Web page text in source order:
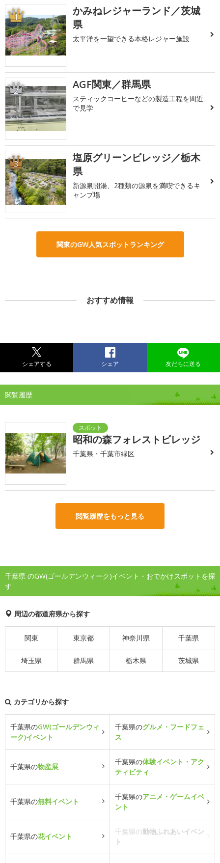
1
かみねレジャーランド／茨城
県
太平洋を一望できる本格レジャー施設
2 AGF関東／群馬県
スティックコーヒーなどの製造工程を間近
で見学
3
塩原グリーンビレッジ／栃木
県
新源泉開湯、2種類の源泉を満喫できるキ
ャンプ場
関東のGW人気スポットランキング
おすすめ情報
シェアする シェア 友だちに送る
閲覧履歴
昭和の森フォレストビレッジ
千葉県・千葉市緑区
閲覧履歴をもっと見る
千葉県 のGW(ゴールデンウィーク)イベント・おでかけスポットを探
す
周辺の都道府県から探す
関東 東京都 神奈川県 千葉県
埼玉県 群馬県 栃木県 茨城県
カテゴリから探す
千葉県のGW(ゴールデンウィ
ーク)イベント
千葉県のグルメ・フードフェ
ス
千葉県の物産展
千葉県の体験イベント・アク
ティビティ
千葉県の無料イベント
千葉県のアニメ・ゲームイベ
ント
千葉県の花イベント
千葉県の動物ふれあいイベン
ト